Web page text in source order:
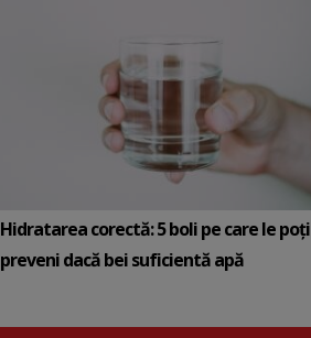
Hidratarea corectă: 5 boli pe care le poți
preveni dacă bei suficientă apă